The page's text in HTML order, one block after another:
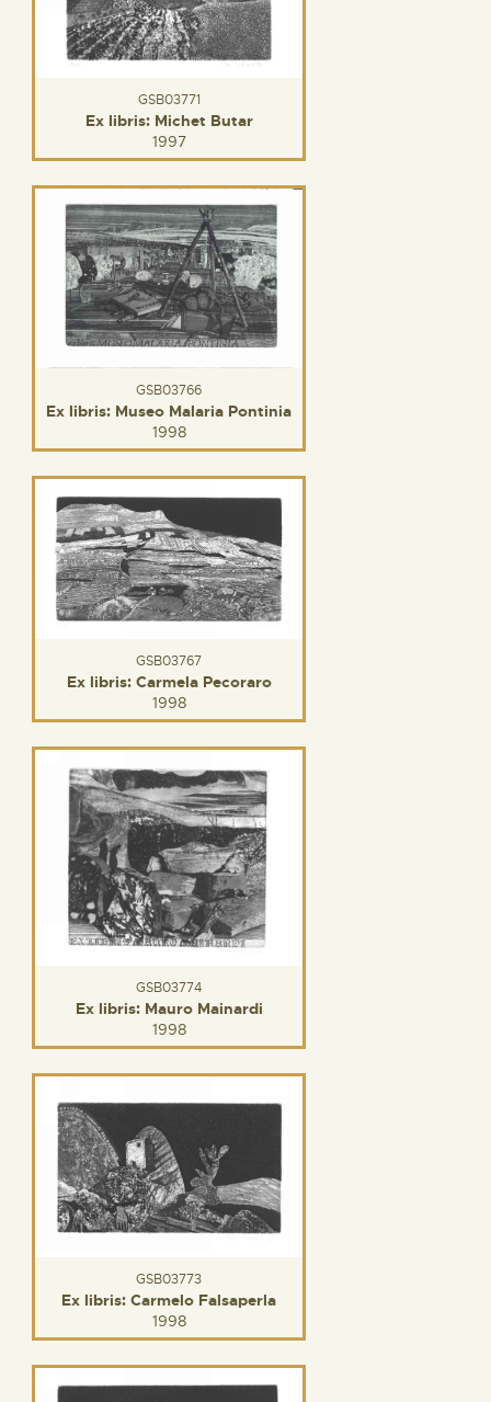
GSB03771
Ex libris: Michet Butar
1997
GSB03766
Ex libris: Museo Malaria Pontinia
1998
GSB03767
Ex libris: Carmela Pecoraro
1998
GSB03774
Ex libris: Mauro Mainardi
1998
GSB03773
Ex libris: Carmelo Falsaperla
1998